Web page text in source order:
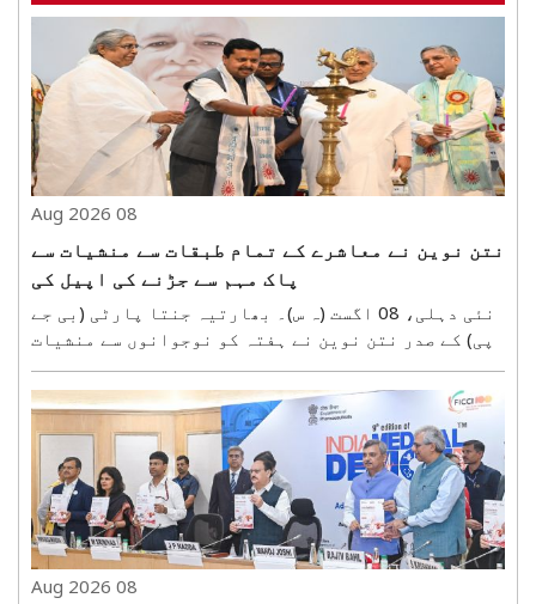
08 Aug 2026
نتن نوین نے معاشرے کے تمام طبقات سے منشیات سے
پاک مہم سے جڑنے کی اپیل کی
نئی دہلی، 08 اگست (ہ س)۔ بھارتیہ جنتا پارٹی (بی جے
پی) کے صدر نتن نوین نے ہفتہ کو نوجوانوں سے منشیات
ریٹریٹ سینٹر میں منعقدہ ’بلڈ ڈونیشن میگا کیمپین
2026‘ میں شرکت کرتے ہوئے انہوں نے ملک کے نوجوانو..
08 Aug 2026